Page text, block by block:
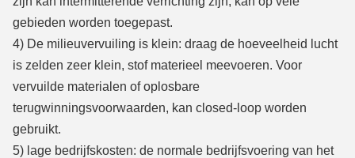
gebieden worden toegepast.
4) De milieuvervuiling is klein: draag de hoeveelheid lucht
is zelden zeer klein, stof materieel meevoeren. Voor
vervuilde materialen of oplosbare
terugwinningsvoorwaarden, kan closed-loop worden
gebruikt.
5) lage bedrijfskosten: de normale bedrijfsvoering van het